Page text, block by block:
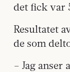
det fick var
Resultatet
de som
– Jag